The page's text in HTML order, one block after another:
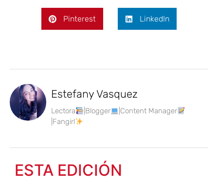
Pinterest LinkedIn
Estefany Vasquez
Lectora |Blogger
|Content Manager
|Fangirl
ESTA EDICIÓN